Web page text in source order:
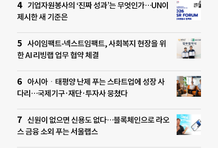
기업자원봉사의 ‘진짜 성과’는 무엇인가…UN이
제시한 새 기준은
사이임팩트-넥스트임팩트, 사회복지 현장을 위
한 AI 리빙랩 업무 협약 체결
아시아ㆍ태평양 난제 푸는 스타트업에 성장 사
다리…국제기구·재단·투자사 뭉쳤다
신원이 없으면 신용도 없다…블록체인으로 라오
스 금융 소외 푸는 서울랩스